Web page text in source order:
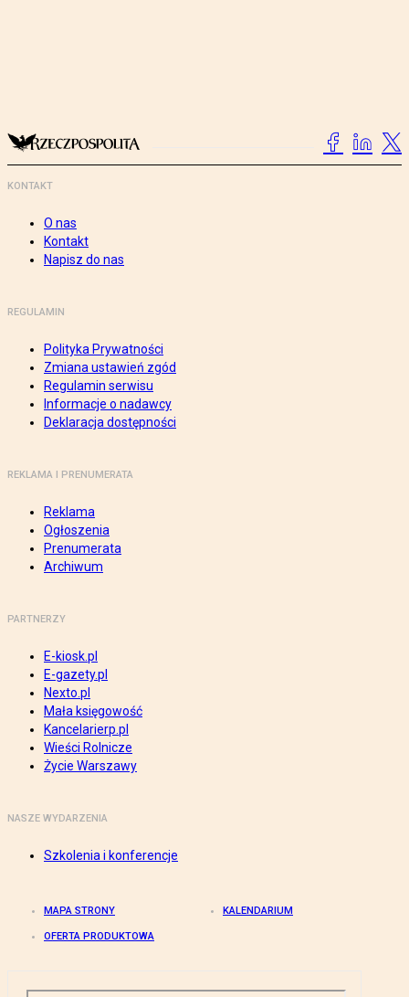
KONTAKT
O nas
Kontakt
Napisz do nas
REGULAMIN
Polityka Prywatności
Zmiana ustawień zgód
Regulamin serwisu
Informacje o nadawcy
Deklaracja dostępności
REKLAMA I PRENUMERATA
Reklama
Ogłoszenia
Prenumerata
Archiwum
PARTNERZY
E-kiosk.pl
E-gazety.pl
Nexto.pl
Mała księgowość
Kancelarierp.pl
Wieści Rolnicze
Życie Warszawy
NASZE WYDARZENIA
Szkolenia i konferencje
MAPA STRONY KALENDARIUM
OFERTA PRODUKTOWA